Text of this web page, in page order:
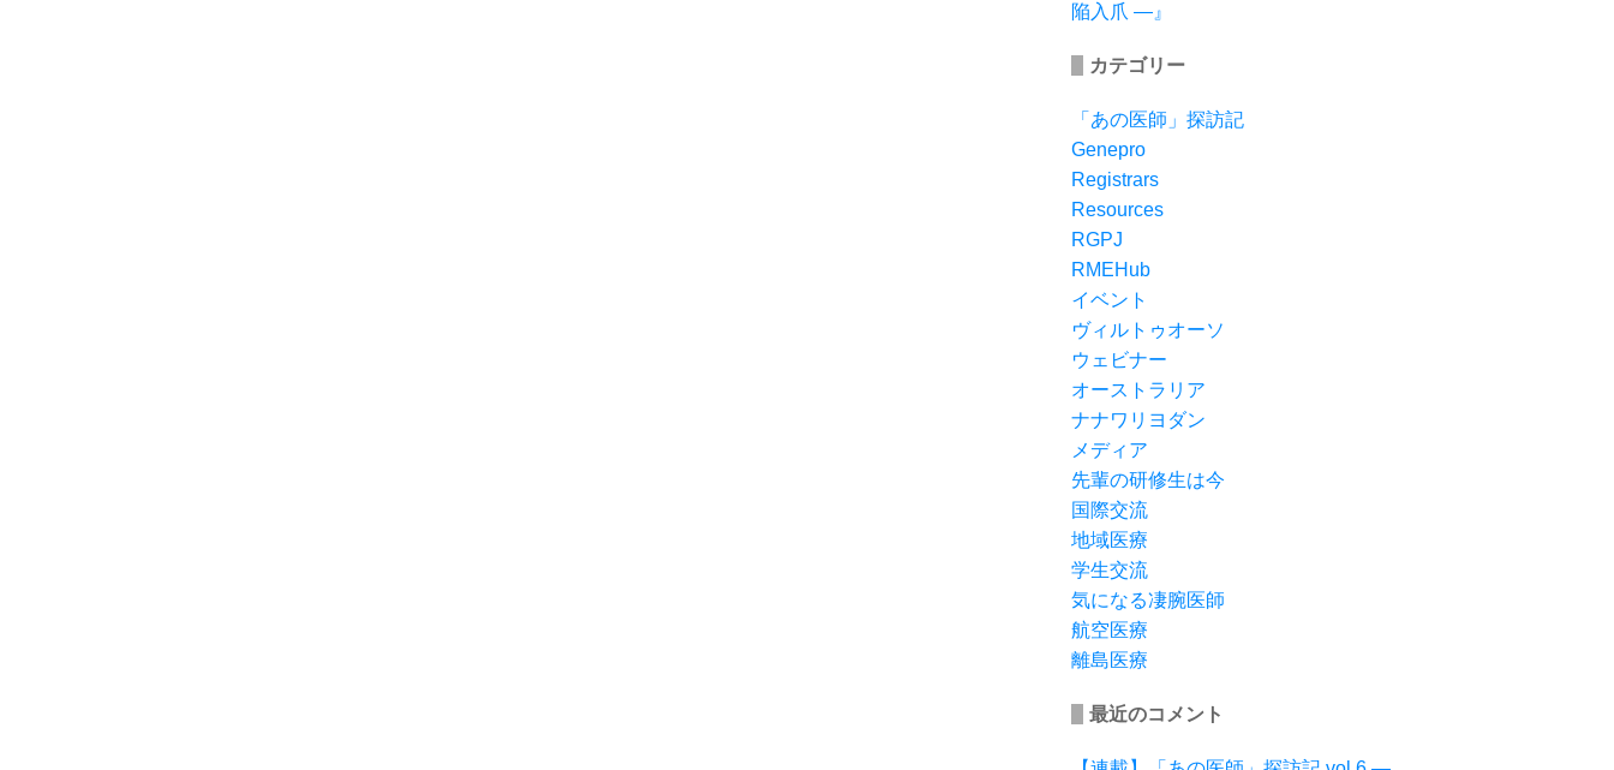
陥入爪 ―』
カテゴリー
「あの医師」探訪記
Genepro
Registrars
Resources
RGPJ
RMEHub
イベント
ヴィルトゥオーソ
ウェビナー
オーストラリア
ナナワリヨダン
メディア
先輩の研修生は今
国際交流
地域医療
学生交流
気になる凄腕医師
航空医療
離島医療
最近のコメント